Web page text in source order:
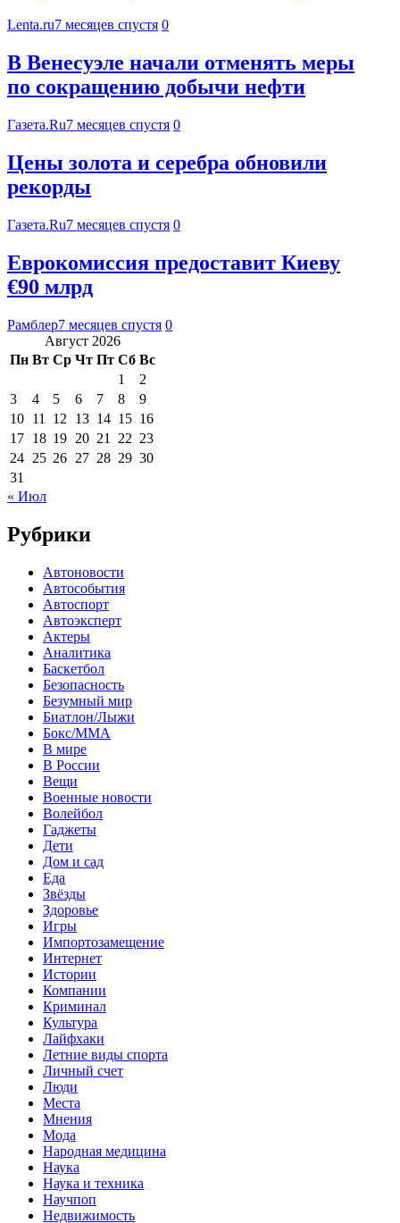
Lenta.ru7 месяцев спустя 0
В Венесуэле начали отменять меры
по сокращению добычи нефти
Газета.Ru7 месяцев спустя 0
Цены золота и серебра обновили
рекорды
Газета.Ru7 месяцев спустя 0
Еврокомиссия предоставит Киеву
€90 млрд
Рамблер7 месяцев спустя 0
Август 2026
Пн Вт Ср Чт Пт Сб Вс
1
2
3
4 5 6 7 8
9
10 11 12 13 14 15 16
17 18 19 20 21 22 23
24 25 26 27 28 29 30
31
« Июл
Рубрики
Автоновости
Автособытия
Автоспорт
Автоэксперт
Актеры
Аналитика
Баскетбол
Безопасность
Безумный мир
Биатлон/Лыжи
Бокс/MMA
В мире
В России
Вещи
Военные новости
Волейбол
Гаджеты
Дети
Дом и сад
Еда
Звёзды
Здоровье
Игры
Импортозамещение
Интернет
Истории
Компании
Криминал
Культура
Лайфхаки
Летние виды спорта
Личный счет
Люди
Места
Мнения
Мода
Народная медицина
Наука
Наука и техника
Научпоп
Недвижимость